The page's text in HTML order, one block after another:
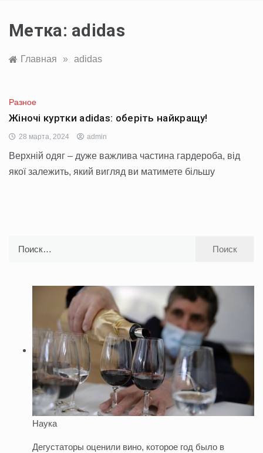
Метка: adidas
Главная » adidas
Разное
Жіночі куртки adidas: оберіть найкращу!
28 марта, 2024 admin
Верхній одяг – дуже важлива частина гардероба, від
якої залежить, який вигляд ви матимете більшу
Наука
Дегустаторы оценили вино, которое год было в